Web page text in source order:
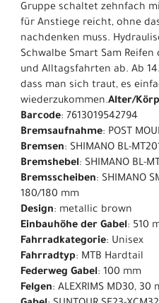
Gruppe schaltet zehnfach
für Anstiege reicht, ohne
nachdenken muss.
Schwalbe Smart Sam
und Alltagsfahrten ab. Ab
dass man sich traut, es
wiederzukommen.Alter/
Barcode: 7613019542794
Bremsaufnahme: POST
Bremsen: SHIMANO BL-
Bremshebel: SHIMANO BL-
Bremsscheiben: SHIMANO
180/180 mm
Design: metallic brown
Einbauhöhe der Gabel: 510
Fahrradkategorie: Unisex
Fahrradtyp: MTB Hardtail
Federweg Gabel: 100 mm
Felgen: ALEXRIMS MD30, 30